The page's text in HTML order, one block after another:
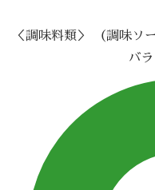
＜調味料類＞ （調味ソ
バ